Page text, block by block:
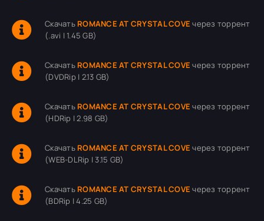
Скачать ROMANCE AT CRYSTAL COVE через торрент
(.avi | 1.45 GB)
Скачать ROMANCE AT CRYSTAL COVE через торрент
(DVDRip | 2.13 GB)
Скачать ROMANCE AT CRYSTAL COVE через торрент
(HDRip | 2.98 GB)
Скачать ROMANCE AT CRYSTAL COVE через торрент
(WEB-DLRip | 3.15 GB)
Скачать ROMANCE AT CRYSTAL COVE через торрент
(BDRip | 4.25 GB)